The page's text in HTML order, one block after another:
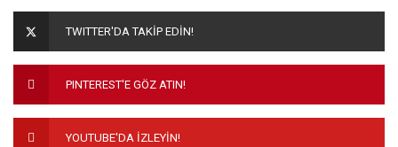
Ürün açıklamasında eksik bilgiler bulunuyor.
Ürün fiyatı diğer sitelerden daha pahalı.
Bu ürüne benzer farklı alternatifler olmalı.
TWITTER'DA TAKİP EDİN!
PINTEREST'E GÖZ ATIN!
YOUTUBE'DA İZLEYİN!